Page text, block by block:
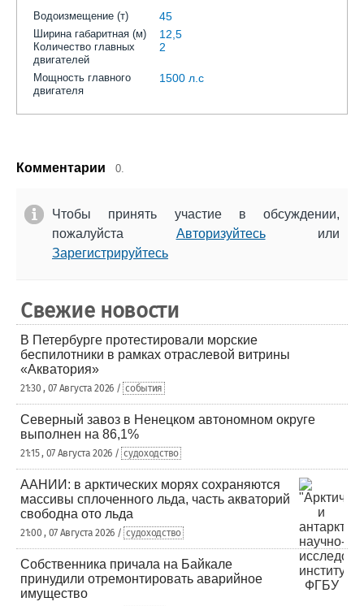
Водоизмещение (т) 45
Ширина габаритная (м) 12,5
Количество главных
двигателей
2
Мощность главного
двигателя
1500 л.с
Комментарии 0.
Чтобы принять участие в обсуждении,
пожалуйста Авторизуйтесьили
Зарегистрируйтесь
Свежие новости
В Петербурге протестировали морские
беспилотники в рамках отраслевой витрины
«Акватория»
21:30 , 07 Августа 2026 / события
Северный завоз в Ненецком автономном округе
выполнен на 86,1%
21:15 , 07 Августа 2026 / судоходство
ААНИИ: в арктических морях сохраняются
массивы сплоченного льда, часть акваторий
свободна ото льда
21:00 , 07 Августа 2026 / судоходство
Собственника причала на Байкале
принудили отремонтировать аварийное
имущество